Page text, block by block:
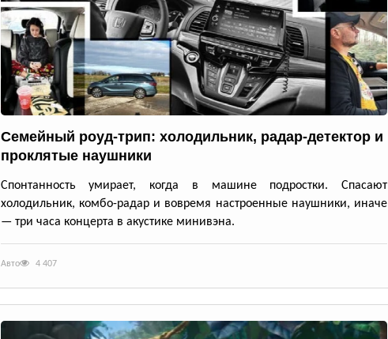
Семейный роуд-трип: холодильник, радар-детектор и
проклятые наушники
Спонтанность умирает, когда в машине подростки. Спасают
холодильник, комбо-радар и вовремя настроенные наушники, иначе
— три часа концерта в акустике минивэна.
Авто 4 407